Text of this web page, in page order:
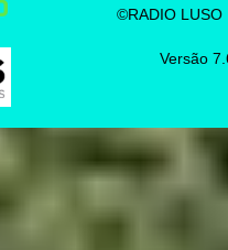
©RADIO LUSO
Versão